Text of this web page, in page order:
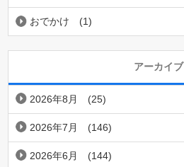
おでかけ (1)
アーカイブ
2026年8月 (25)
2026年7月 (146)
2026年6月 (144)